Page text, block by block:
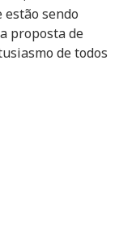
sendo
proposta de
de todos